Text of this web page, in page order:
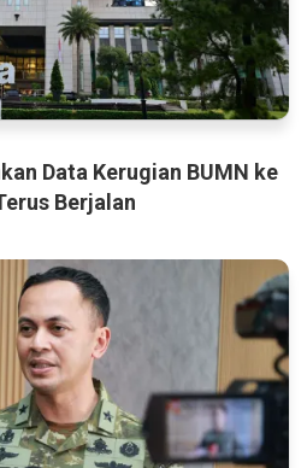
Data Kerugian BUMN ke
Berjalan